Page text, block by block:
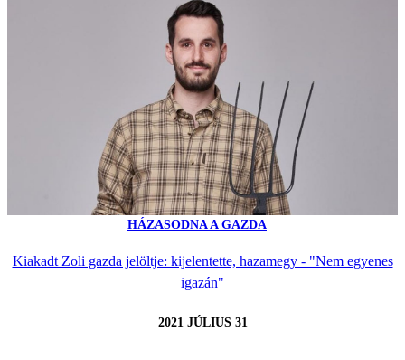
HÁZASODNA A GAZDA
Kiakadt Zoli gazda jelöltje: kijelentette, hazamegy - "Nem egyenes
igazán"
2021 JÚLIUS 31